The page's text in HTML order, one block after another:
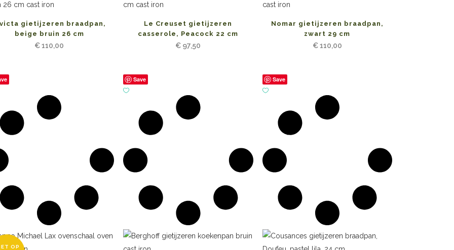
gietijzeren braadpan,
beige bruin 26 cm
€110,00
Le Creuset gietijzeren
casserole, Peacock 22 cm
€ 97,50
Nomar gietijzeren braadpan,
zwart 29 cm
€110,00
OP
Save Save